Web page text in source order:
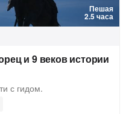
Пешая
2.5 часа
и 9 веков истории
с гидом.